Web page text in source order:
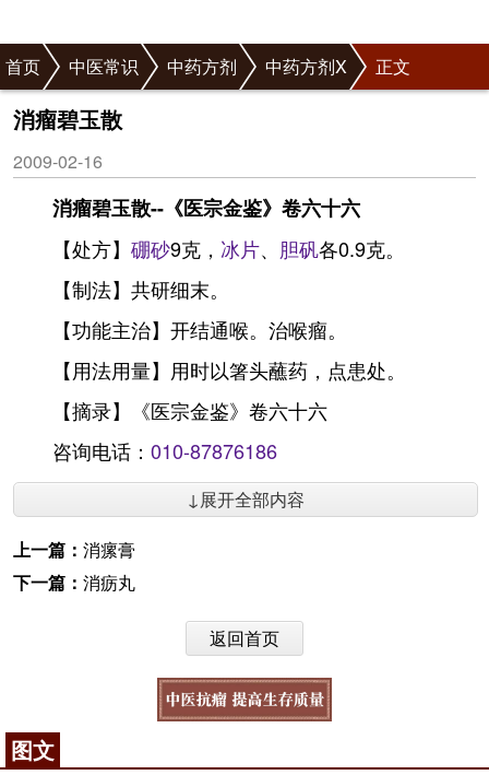
首页 中医常识 中药方剂 中药方剂X 正文
消瘤碧玉散
2009-02-16
消瘤碧玉散--《医宗金鉴》卷六十六
【处方】 硼砂9克， 冰片、 胆矾各0.9克。
【制法】共研细末。
【功能主治】开结通喉。治喉瘤。
【用法用量】用时以箸头蘸药，点患处。
【摘录】《医宗金鉴》卷六十六
咨询电话： 010-87876186
↓展开全部内容
上一篇： 消瘰膏
下一篇： 消疬丸
返回首页
图文